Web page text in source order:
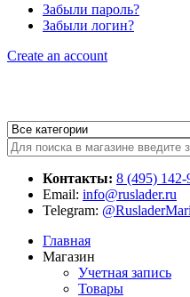
Забыли пароль?
Забыли логин?
Create an account
Контакты: 8 (495) 142-
Email: info@ruslader.ru
Telegram:
Главная
Магазин
Учетная запись
Товары